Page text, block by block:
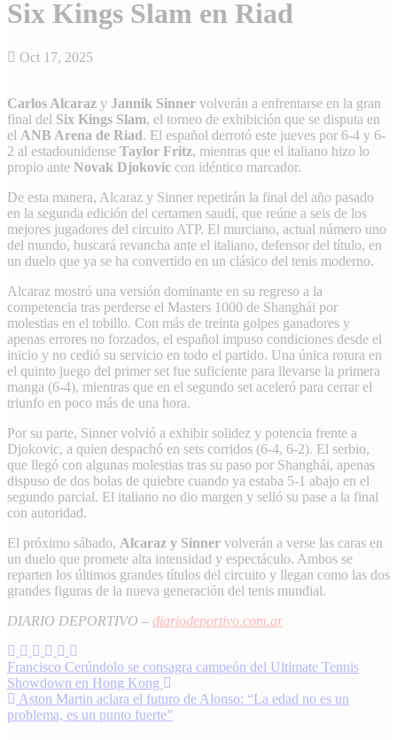
Six Kings Slam en Riad
Oct 17, 2025
Carlos Alcaraz y Jannik Sinner volverán a enfrentarse en la gran
final del Six Kings Slam, el torneo de exhibición que se disputa en
el ANB Arena de Riad. El español derrotó este jueves por 6-4 y 6-
2 al estadounidense Taylor Fritz, mientras que el italiano hizo lo
propio ante Novak Djokovic con idéntico marcador.
De esta manera, Alcaraz y Sinner repetirán la final del año pasado
en la segunda edición del certamen saudí, que reúne a seis de los
mejores jugadores del circuito ATP. El murciano, actual número uno
del mundo, buscará revancha ante el italiano, defensor del título, en
un duelo que ya se ha convertido en un clásico del tenis moderno.
Alcaraz mostró una versión dominante en su regreso a la
competencia tras perderse el Masters 1000 de Shanghái por
molestias en el tobillo. Con más de treinta golpes ganadores y
apenas errores no forzados, el español impuso condiciones desde el
inicio y no cedió su servicio en todo el partido. Una única rotura en
el quinto juego del primer set fue suficiente para llevarse la primera
manga (6-4), mientras que en el segundo set aceleró para cerrar el
triunfo en poco más de una hora.
Por su parte, Sinner volvió a exhibir solidez y potencia frente a
Djokovic, a quien despachó en sets corridos (6-4, 6-2). El serbio,
que llegó con algunas molestias tras su paso por Shanghái, apenas
dispuso de dos bolas de quiebre cuando ya estaba 5-1 abajo en el
segundo parcial. El italiano no dio margen y selló su pase a la final
con autoridad.
El próximo sábado, Alcaraz y Sinner volverán a verse las caras en
un duelo que promete alta intensidad y espectáculo. Ambos se
reparten los últimos grandes títulos del circuito y llegan como las dos
grandes figuras de la nueva generación del tenis mundial.
DIARIO DEPORTIVO – diariodeportivo.com.ar
Navegación
de
entradas
Francisco Cerúndolo se consagra campeón del Ultimate Tennis
Showdown en Hong Kong
Aston Martin aclara el futuro de Alonso: “La edad no es un
problema, es un punto fuerte”